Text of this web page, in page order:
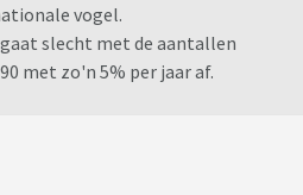
vogel.
slecht met de aantallen
met zo'n 5% per jaar af.